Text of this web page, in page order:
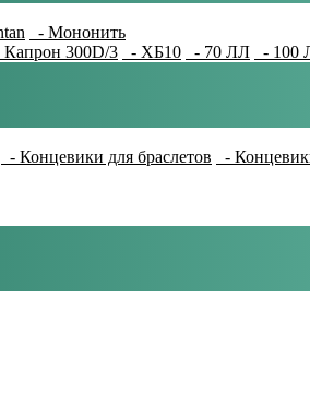
- Мононить
Капрон 300D/3 - ХБ10 - 70 ЛЛ
- 100
- Концевики для браслетов -